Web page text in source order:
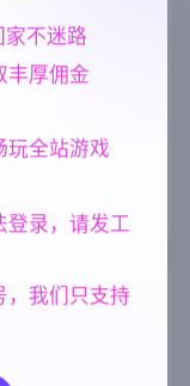
家不迷路
丰厚佣金
玩全站游戏
登录，请发工
，我们只支持